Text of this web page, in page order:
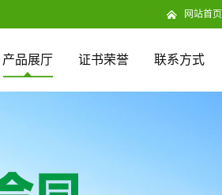
网站首页
产品展厅 证书荣誉 联系方式